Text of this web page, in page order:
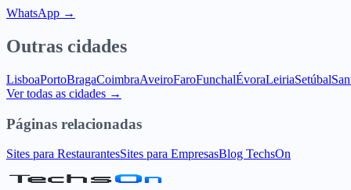
WhatsApp →
Outras cidades
LisboaPortoBragaCoimbraAveiroFaroFunchalÉvoraLeiriaSetúbal
Ver todas as cidades →
Páginas relacionadas
Sites para RestaurantesSites para EmpresasBlog TechsOn